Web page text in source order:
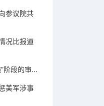
参议院共
况比报道
阶段的审...
美军涉事